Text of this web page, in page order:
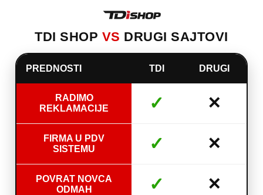
TDI SHOP VS DRUGI SAJTOVI
PREDNOSTI TDI DRUGI
RADIMO
REKLAMACIJE
✓ ✕
FIRMA U PDV
SISTEMU
✓ ✕
POVRAT NOVCA
ODMAH
✓ ✕